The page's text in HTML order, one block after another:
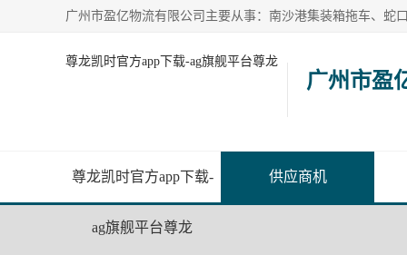
尊龙凯时官方app下载-ag旗舰平台尊龙
广州市盈
尊龙凯时官方app下载-
ag旗舰平台尊龙
供应商机